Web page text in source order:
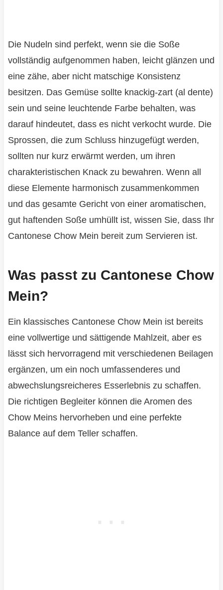
Die Nudeln sind perfekt, wenn sie die Soße
vollständig aufgenommen haben, leicht glänzen und
eine zähe, aber nicht matschige Konsistenz
besitzen. Das Gemüse sollte knackig-zart (al dente)
sein und seine leuchtende Farbe behalten, was
darauf hindeutet, dass es nicht verkocht wurde. Die
Sprossen, die zum Schluss hinzugefügt werden,
sollten nur kurz erwärmt werden, um ihren
charakteristischen Knack zu bewahren. Wenn all
diese Elemente harmonisch zusammenkommen
und das gesamte Gericht von einer aromatischen,
gut haftenden Soße umhüllt ist, wissen Sie, dass Ihr
Cantonese Chow Mein bereit zum Servieren ist.
Was passt zu Cantonese Chow
Mein?
Ein klassisches Cantonese Chow Mein ist bereits
eine vollwertige und sättigende Mahlzeit, aber es
lässt sich hervorragend mit verschiedenen Beilagen
ergänzen, um ein noch umfassenderes und
abwechslungsreicheres Esserlebnis zu schaffen.
Die richtigen Begleiter können die Aromen des
Chow Meins hervorheben und eine perfekte
Balance auf dem Teller schaffen.